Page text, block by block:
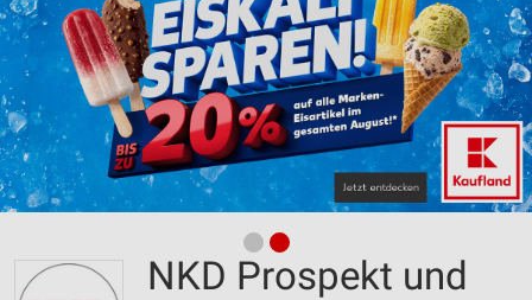
NKD Prospekt und